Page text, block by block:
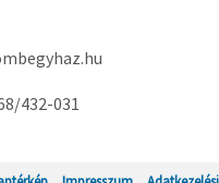
432-031